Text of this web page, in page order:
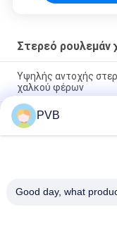
Στερεό ρουλεμάν
Υψηλής αντοχής
χαλκού φέρων
Ειδικό χιτώνιο από
εφελκυσμού,
JDB-1U P10S
Στερεά
PVB
Good day, what